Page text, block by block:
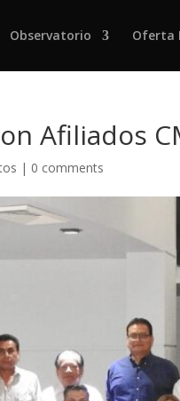
Observatorio Oferta
Afiliados
| 0 comments